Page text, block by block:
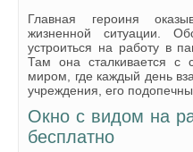
22
Главная героиня
жизненной ситуации.
устроиться на работу в
Там она сталкивается с
миром, где каждый день
учреждения, его
Окно с видом на
бесплатно